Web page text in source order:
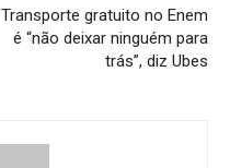
Transporte gratuito no Enem
é “não deixar ninguém para
trás”, diz Ubes